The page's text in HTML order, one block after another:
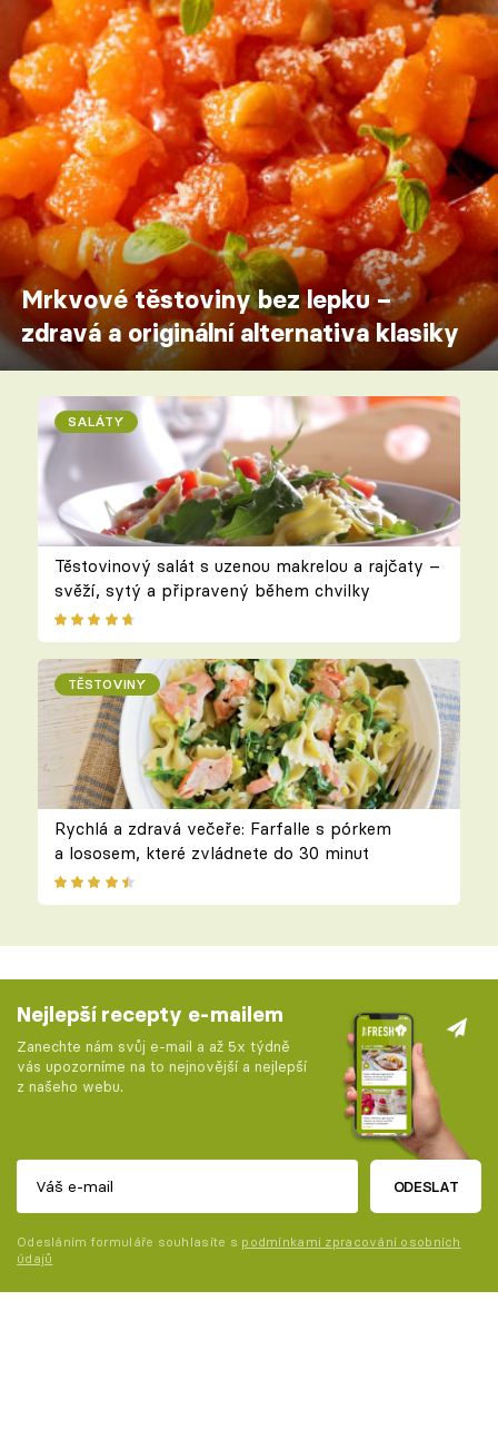
Mrkvové těstoviny bez lepku –
zdravá a originální alternativa klasiky
SALÁTY
Těstovinový salát s uzenou makrelou a rajčaty –
svěží, sytý a připravený během chvilky
TĚSTOVINY
Rychlá a zdravá večeře: Farfalle s pórkem
a lososem, které zvládnete do 30 minut
Nejlepší recepty e-mailem
Zanechte nám svůj e-mail a až 5x týdně
vás upozorníme na to nejnovější a nejlepší
z našeho webu.
ODESLAT
Odesláním formuláře souhlasíte s podmínkami zpracování osobních
údajů